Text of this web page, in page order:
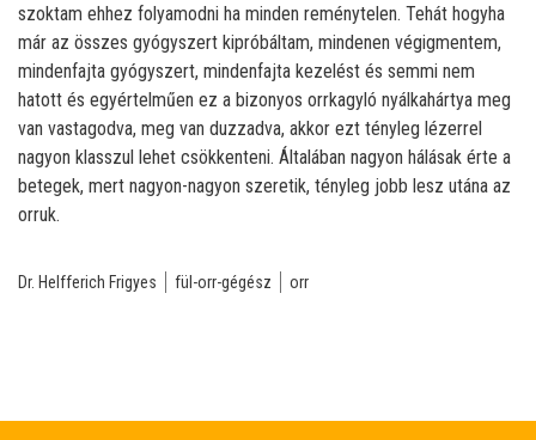
szoktam ehhez folyamodni ha minden reménytelen. Tehát hogyha
már az összes gyógyszert kipróbáltam, mindenen végigmentem,
mindenfajta gyógyszert, mindenfajta kezelést és semmi nem
hatott és egyértelműen ez a bizonyos orrkagyló nyálkahártya meg
van vastagodva, meg van duzzadva, akkor ezt tényleg lézerrel
nagyon klasszul lehet csökkenteni. Általában nagyon hálásak érte a
betegek, mert nagyon-nagyon szeretik, tényleg jobb lesz utána az
orruk.
Dr. Helfferich Frigyes fül-orr-gégész orr